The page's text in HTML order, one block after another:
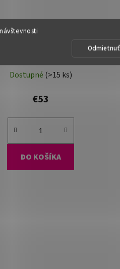
Odmietnuť
na bielizeň - KERI, Bambus
Dostupné (>15 ks)
€53
DO KOŠÍKA